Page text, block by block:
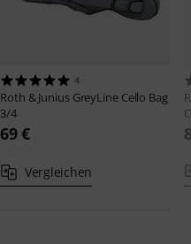
4
Roth & Junius GreyLine Cello Bag
3/4
69 €
Vergleichen